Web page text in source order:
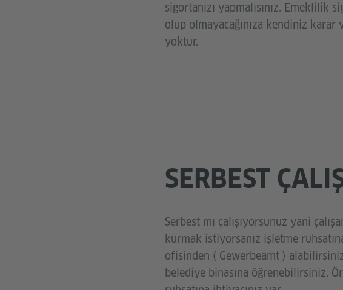
sigortanızı yapmalısınız. Emeklilik
olup olmayacağınıza kendiniz
yoktur.
SERBEST
Serbest mı çalışıyorsunuz yani
kurmak istiyorsanız işletme
ofisinden ( Gewerbeamt )
belediye binasına öğrenebilirsiniz.